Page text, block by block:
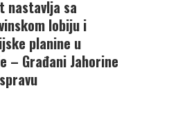
nastavlja sa
lobiju i
planine u
– Građani Jahorine